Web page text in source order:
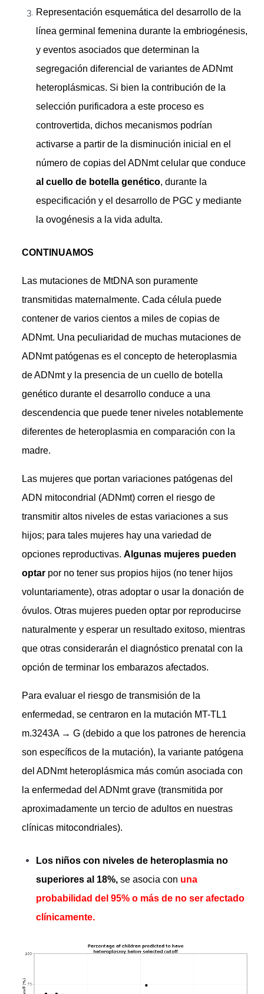
Representación esquemática del desarrollo de la
línea germinal femenina durante la embriogénesis,
y eventos asociados que determinan la
segregación diferencial de variantes de ADNmt
heteroplásmicas. Si bien la contribución de la
selección purificadora a este proceso es
controvertida, dichos mecanismos podrían
activarse a partir de la disminución inicial en el
número de copias del ADNmt celular que conduce
al cuello de botella genético, durante la
especificación y el desarrollo de PGC y mediante
la ovogénesis a la vida adulta.
CONTINUAMOS
Las mutaciones de MtDNA son puramente
transmitidas maternalmente. Cada célula puede
contener de varios cientos a miles de copias de
ADNmt. Una peculiaridad de muchas mutaciones de
ADNmt patógenas es el concepto de heteroplasmia
de ADNmt y la presencia de un cuello de botella
genético durante el desarrollo conduce a una
descendencia que puede tener niveles notablemente
diferentes de heteroplasmia en comparación con la
madre.
Las mujeres que portan variaciones patógenas del
ADN mitocondrial (ADNmt) corren el riesgo de
transmitir altos niveles de estas variaciones a sus
hijos; para tales mujeres hay una variedad de
opciones reproductivas. Algunas mujeres pueden
optar por no tener sus propios hijos (no tener hijos
voluntariamente), otras adoptar o usar la donación de
óvulos. Otras mujeres pueden optar por reproducirse
naturalmente y esperar un resultado exitoso, mientras
que otras considerarán el diagnóstico prenatal con la
opción de terminar los embarazos afectados.
Para evaluar el riesgo de transmisión de la
enfermedad, se centraron en la mutación MT-TL1
m.3243A → G (debido a que los patrones de herencia
son específicos de la mutación), la variante patógena
del ADNmt heteroplásmica más común asociada con
la enfermedad del ADNmt grave (transmitida por
aproximadamente un tercio de adultos en nuestras
clínicas mitocondriales).
Los niños con niveles de heteroplasmia no
superiores al 18%, se asocia con una
probabilidad del 95% o más de no ser afectado
clínicamente.